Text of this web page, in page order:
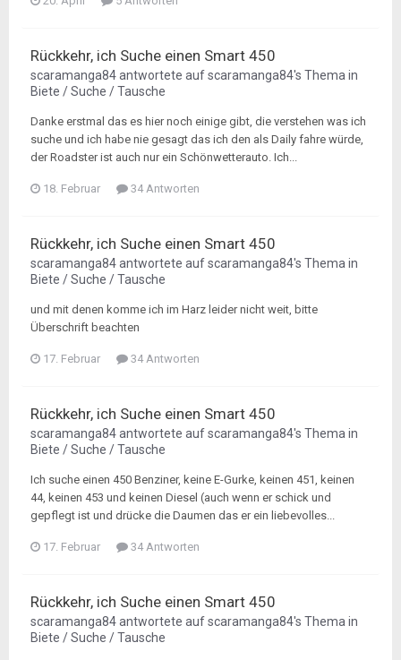
Rückkehr, ich Suche einen Smart 450
scaramanga84antwortete aufscaramanga84's Thema in
Biete / Suche / Tausche
Danke erstmal das es hier noch einige gibt, die verstehen was ich
suche und ich habe nie gesagt das ich den als Daily fahre würde,
der Roadster ist auch nur ein Schönwetterauto. Ich...
18. Februar 34 Antworten
Rückkehr, ich Suche einen Smart 450
scaramanga84antwortete aufscaramanga84's Thema in
Biete / Suche / Tausche
und mit denen komme ich im Harz leider nicht weit, bitte
Überschrift beachten
17. Februar 34 Antworten
Rückkehr, ich Suche einen Smart 450
scaramanga84antwortete aufscaramanga84's Thema in
Biete / Suche / Tausche
Ich suche einen 450 Benziner, keine E-Gurke, keinen 451, keinen
44, keinen 453 und keinen Diesel (auch wenn er schick und
gepflegt ist und drücke die Daumen das er ein liebevolles...
17. Februar 34 Antworten
Rückkehr, ich Suche einen Smart 450
scaramanga84antwortete aufscaramanga84's Thema in
Biete / Suche / Tausche